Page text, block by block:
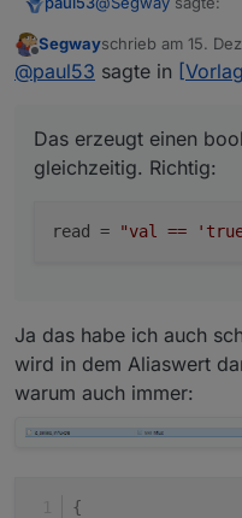
read = "!val";
Das erzeugt einen
gleichzeitig. Richtig:
Offline
Segwayschrieb am 15.
zuletzt editiert von
@paul53 sagte in
Das erzeugt einen
gleichzeitig. Richtig:
read = "val ==
Ja das habe ich auch
wird in dem Aliaswert
warum auch immer:
{